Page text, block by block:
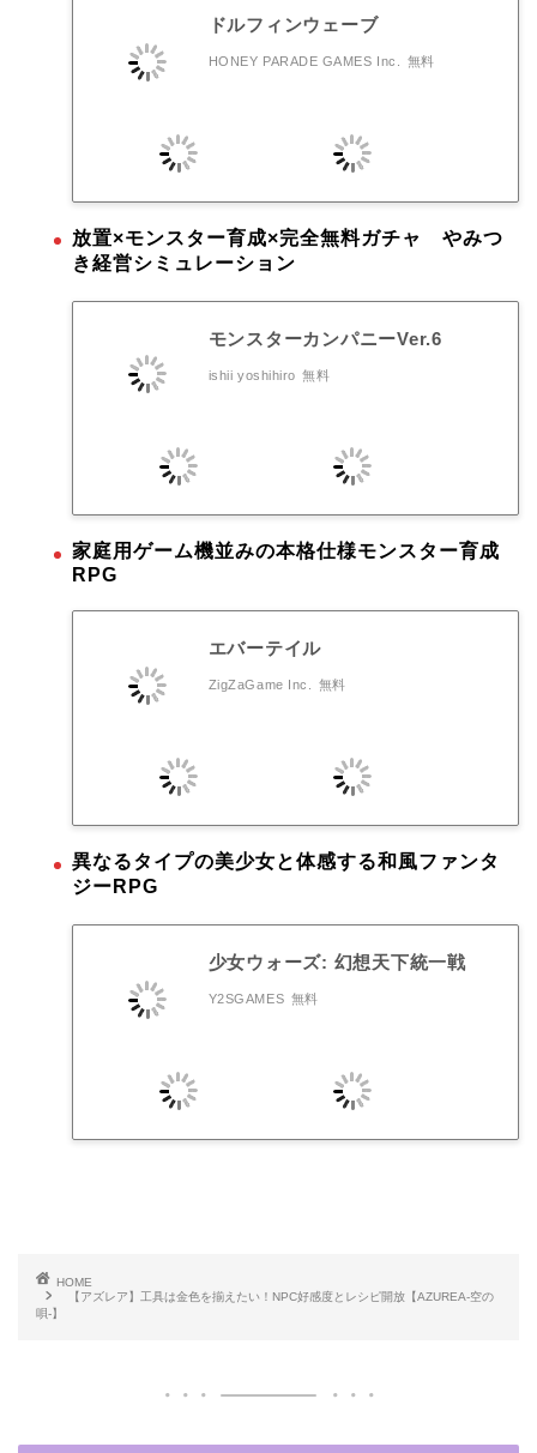
ドルフィンウェーブ
HONEY PARADE GAMES Inc. 無料
放置×モンスター育成×完全無料ガチャ やみつ
き経営シミュレーション
モンスターカンパニーVer.6
ishii yoshihiro 無料
家庭用ゲーム機並みの本格仕様モンスター育成
RPG
エバーテイル
ZigZaGame Inc. 無料
異なるタイプの美少女と体感する和風ファンタ
ジーRPG
少女ウォーズ: 幻想天下統一戦
Y2SGAMES 無料
HOME
【アズレア】工具は金色を揃えたい！NPC好感度とレシピ開放【AZUREA-空の
唄-】